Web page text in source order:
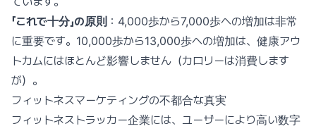
「これで十分」の原則 ：4,000歩から7,000歩への増加は非常
に重要です。10,000歩から13,000歩への増加は、健康アウ
トカムにはほとんど影響しません（カロリーは消費します
が）。
フィットネスマーケティングの不都合な真実
フィットネストラッカー企業には、ユーザーにより高い数字